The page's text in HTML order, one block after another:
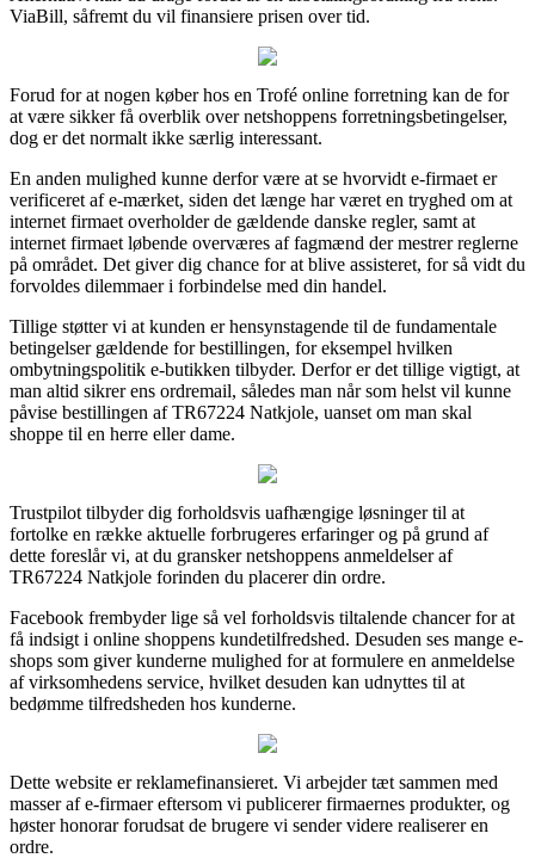
ViaBill, såfremt du vil finansiere prisen over tid.
Forud for at nogen køber hos en Trofé online forretning kan de for
at være sikker få overblik over netshoppens forretningsbetingelser,
dog er det normalt ikke særlig interessant.
En anden mulighed kunne derfor være at se hvorvidt e-firmaet er
verificeret af e-mærket, siden det længe har været en tryghed om at
internet firmaet overholder de gældende danske regler, samt at
internet firmaet løbende overværes af fagmænd der mestrer reglerne
på området. Det giver dig chance for at blive assisteret, for så vidt du
forvoldes dilemmaer i forbindelse med din handel.
Tillige støtter vi at kunden er hensynstagende til de fundamentale
betingelser gældende for bestillingen, for eksempel hvilken
ombytningspolitik e-butikken tilbyder. Derfor er det tillige vigtigt, at
man altid sikrer ens ordremail, således man når som helst vil kunne
påvise bestillingen af TR67224 Natkjole, uanset om man skal
shoppe til en herre eller dame.
Trustpilot tilbyder dig forholdsvis uafhængige løsninger til at
fortolke en række aktuelle forbrugeres erfaringer og på grund af
dette foreslår vi, at du gransker netshoppens anmeldelser af
TR67224 Natkjole forinden du placerer din ordre.
Facebook frembyder lige så vel forholdsvis tiltalende chancer for at
få indsigt i online shoppens kundetilfredshed. Desuden ses mange e-
shops som giver kunderne mulighed for at formulere en anmeldelse
af virksomhedens service, hvilket desuden kan udnyttes til at
bedømme tilfredsheden hos kunderne.
Dette website er reklamefinansieret. Vi arbejder tæt sammen med
masser af e-firmaer eftersom vi publicerer firmaernes produkter, og
høster honorar forudsat de brugere vi sender videre realiserer en
ordre.